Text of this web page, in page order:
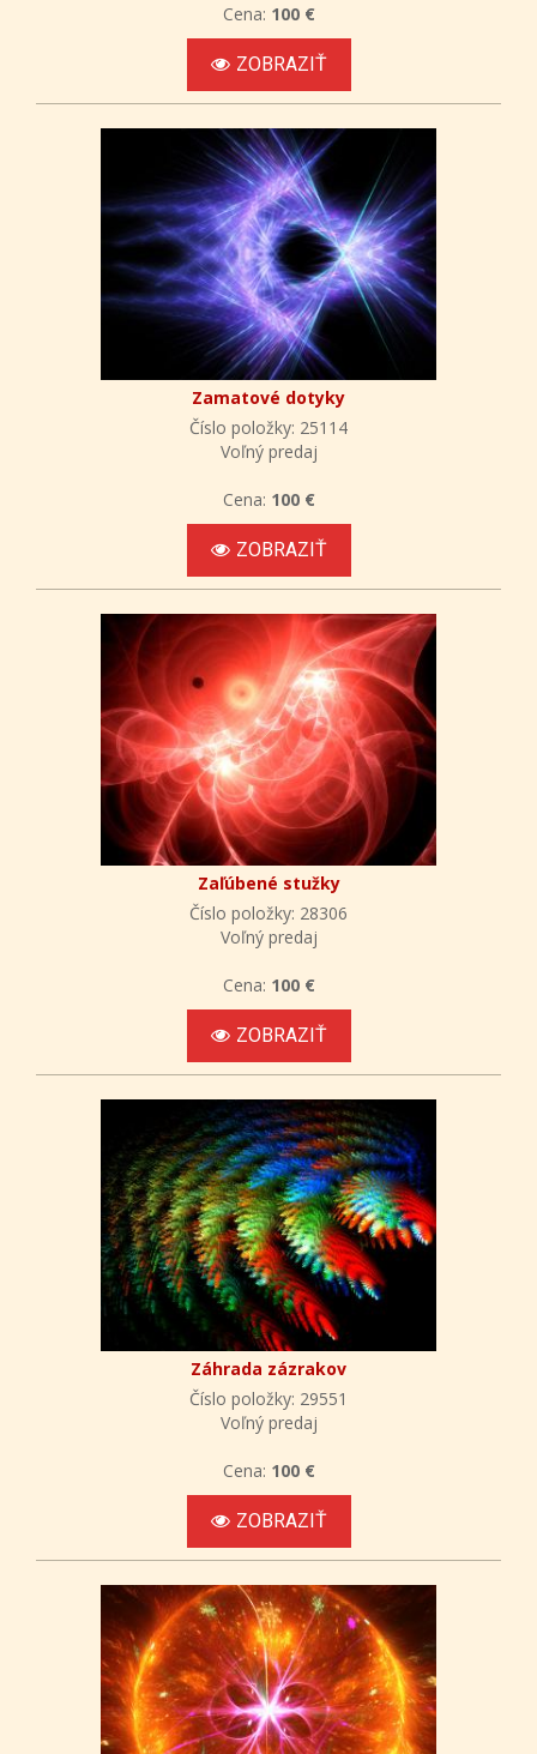
Cena: 100 €
ZOBRAZIŤ
Zamatové dotyky
Číslo položky: 25114
Voľný predaj
Cena: 100 €
ZOBRAZIŤ
Zaľúbené stužky
Číslo položky: 28306
Voľný predaj
Cena: 100 €
ZOBRAZIŤ
Záhrada zázrakov
Číslo položky: 29551
Voľný predaj
Cena: 100 €
ZOBRAZIŤ